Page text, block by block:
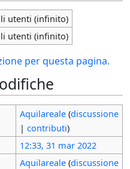
utenti (infinito)
utenti (infinito)
per questa pagina.
Aquilareale (discussione
| contributi)
12:33, 31 mar 2022
Aquilareale (discussione